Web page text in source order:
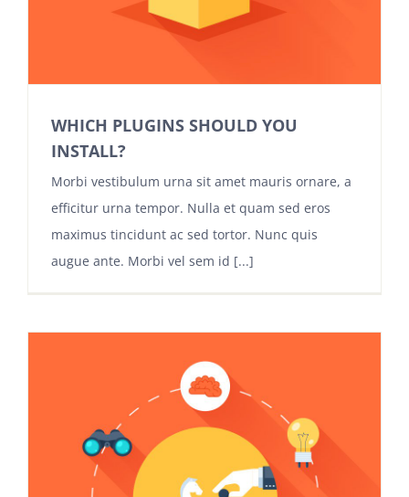
WHICH PLUGINS SHOULD YOU
INSTALL?
Morbi vestibulum urna sit amet mauris ornare, a
efficitur urna tempor. Nulla et quam sed eros
maximus tincidunt ac sed tortor. Nunc quis
augue ante. Morbi vel sem id [...]